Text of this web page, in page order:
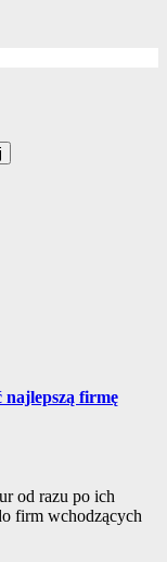
firmę
od razu po ich
firm wchodzących